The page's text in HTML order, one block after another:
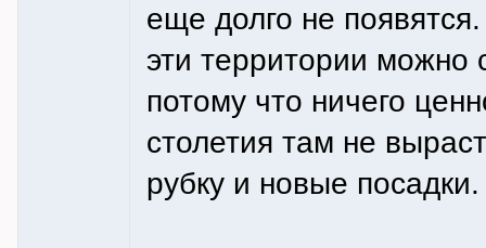
еще долго не
эти территории можно
потому что ничего
столетия там не
рубку и новые посадки.